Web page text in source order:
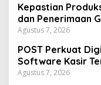
Kepastian
dan Penerimaan
Agustus 7, 2026
POST Perkuat
Software Kasir
Agustus 7, 2026